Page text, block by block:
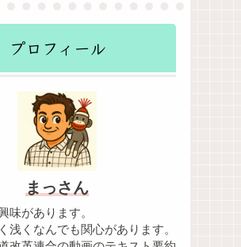
プロフィール
まっさん
味があります。
浅くなんでも関心があります。